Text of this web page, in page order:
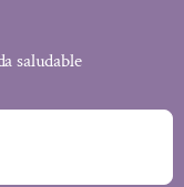
saludable